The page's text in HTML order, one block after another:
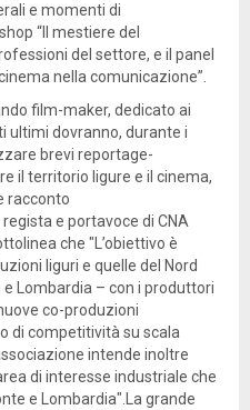
e momenti di
“Il mestiere del
del settore, e il panel
nella comunicazione”.
film-maker, dedicato ai
ultimi dovranno, durante i
brevi reportage-
il territorio ligure e il cinema,
racconto
e portavoce di CNA
che "L’obiettivo è
liguri e quelle del Nord
Lombardia – con i produttori
co-produzioni
di competitività su scala
intende inoltre
di interesse industriale che
e Lombardia".La grande